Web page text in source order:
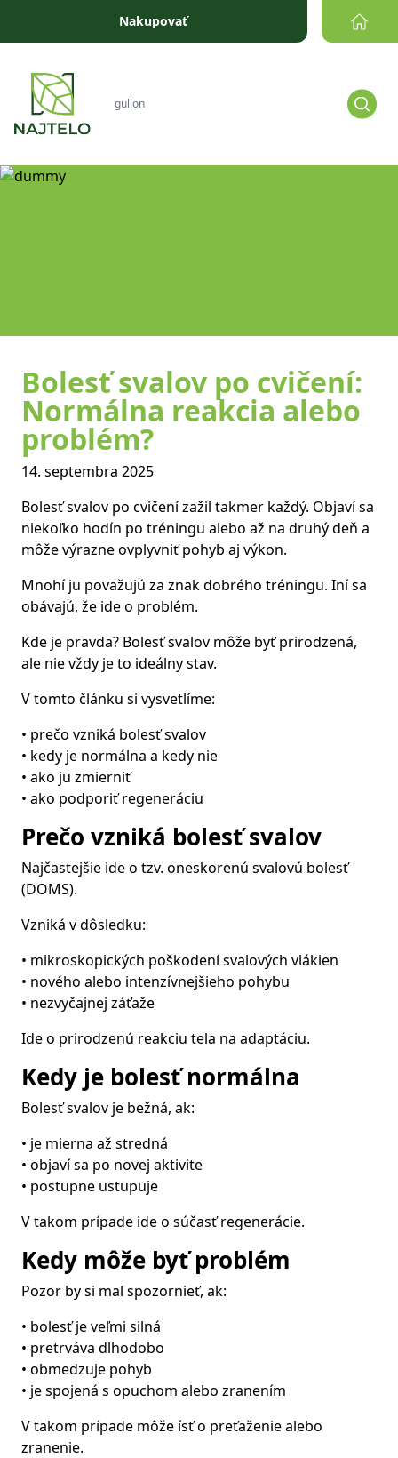
Nakupovať
Bolesť svalov po cvičení:
Normálna reakcia alebo
problém?
14. septembra 2025
Bolesť svalov po cvičení zažil takmer každý. Objaví sa
niekoľko hodín po tréningu alebo až na druhý deň a
môže výrazne ovplyvniť pohyb aj výkon.
Mnohí ju považujú za znak dobrého tréningu. Iní sa
obávajú, že ide o problém.
Kde je pravda? Bolesť svalov môže byť prirodzená,
ale nie vždy je to ideálny stav.
V tomto článku si vysvetlíme:
• prečo vzniká bolesť svalov
• kedy je normálna a kedy nie
• ako ju zmierniť
• ako podporiť regeneráciu
Prečo vzniká bolesť svalov
Najčastejšie ide o tzv. oneskorenú svalovú bolesť
(DOMS).
Vzniká v dôsledku:
• mikroskopických poškodení svalových vlákien
• nového alebo intenzívnejšieho pohybu
• nezvyčajnej záťaže
Ide o prirodzenú reakciu tela na adaptáciu.
Kedy je bolesť normálna
Bolesť svalov je bežná, ak:
• je mierna až stredná
• objaví sa po novej aktivite
• postupne ustupuje
V takom prípade ide o súčasť regenerácie.
Kedy môže byť problém
Pozor by si mal spozornieť, ak:
• bolesť je veľmi silná
• pretrváva dlhodobo
• obmedzuje pohyb
• je spojená s opuchom alebo zranením
V takom prípade môže ísť o preťaženie alebo
zranenie.